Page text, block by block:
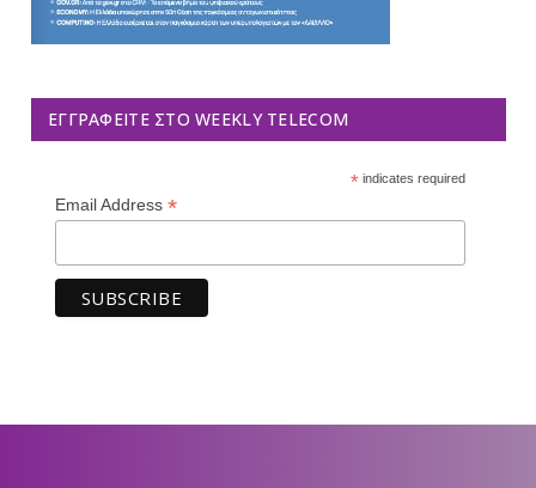
ΕΓΓΡΑΦΕΊΤΕ ΣΤΟ WEEKLY TELECOM
*indicates required
Email Address *